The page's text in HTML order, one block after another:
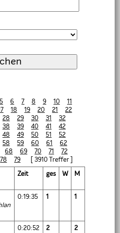
5 6 7 8 9 10
11
18 19 20 21
22
28 29 30 31
32
38 39 40 41
42
48 49 50 51
52
58 59 60 61
62
68 69 70 71
72
78 79 [ 3910 Treffer ]
Zeit ges W M
0:19:35 1 1
0:20:52 2 2